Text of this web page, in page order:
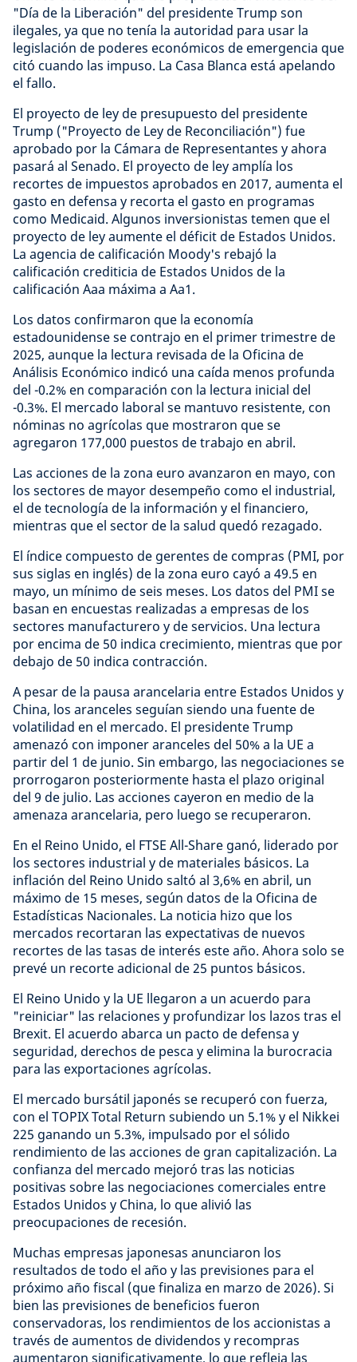
"Día de la Liberación" del presidente Trump son
ilegales, ya que no tenía la autoridad para usar la
legislación de poderes económicos de emergencia que
citó cuando las impuso. La Casa Blanca está apelando
el fallo.
El proyecto de ley de presupuesto del presidente
Trump ("Proyecto de Ley de Reconciliación") fue
aprobado por la Cámara de Representantes y ahora
pasará al Senado. El proyecto de ley amplía los
recortes de impuestos aprobados en 2017, aumenta el
gasto en defensa y recorta el gasto en programas
como Medicaid. Algunos inversionistas temen que el
proyecto de ley aumente el déficit de Estados Unidos.
La agencia de calificación Moody's rebajó la
calificación crediticia de Estados Unidos de la
calificación Aaa máxima a Aa1.
Los datos confirmaron que la economía
estadounidense se contrajo en el primer trimestre de
2025, aunque la lectura revisada de la Oficina de
Análisis Económico indicó una caída menos profunda
del -0.2% en comparación con la lectura inicial del
-0.3%. El mercado laboral se mantuvo resistente, con
nóminas no agrícolas que mostraron que se
agregaron 177,000 puestos de trabajo en abril.
Las acciones de la zona euro avanzaron en mayo, con
los sectores de mayor desempeño como el industrial,
el de tecnología de la información y el financiero,
mientras que el sector de la salud quedó rezagado.
El índice compuesto de gerentes de compras (PMI, por
sus siglas en inglés) de la zona euro cayó a 49.5 en
mayo, un mínimo de seis meses. Los datos del PMI se
basan en encuestas realizadas a empresas de los
sectores manufacturero y de servicios. Una lectura
por encima de 50 indica crecimiento, mientras que por
debajo de 50 indica contracción.
A pesar de la pausa arancelaria entre Estados Unidos y
China, los aranceles seguían siendo una fuente de
volatilidad en el mercado. El presidente Trump
amenazó con imponer aranceles del 50% a la UE a
partir del 1 de junio. Sin embargo, las negociaciones se
prorrogaron posteriormente hasta el plazo original
del 9 de julio. Las acciones cayeron en medio de la
amenaza arancelaria, pero luego se recuperaron.
En el Reino Unido, el FTSE All-Share ganó, liderado por
los sectores industrial y de materiales básicos. La
inflación del Reino Unido saltó al 3,6% en abril, un
máximo de 15 meses, según datos de la Oficina de
Estadísticas Nacionales. La noticia hizo que los
mercados recortaran las expectativas de nuevos
recortes de las tasas de interés este año. Ahora solo se
prevé un recorte adicional de 25 puntos básicos.
El Reino Unido y la UE llegaron a un acuerdo para
"reiniciar" las relaciones y profundizar los lazos tras el
Brexit. El acuerdo abarca un pacto de defensa y
seguridad, derechos de pesca y elimina la burocracia
para las exportaciones agrícolas.
El mercado bursátil japonés se recuperó con fuerza,
con el TOPIX Total Return subiendo un 5.1% y el Nikkei
225 ganando un 5.3%, impulsado por el sólido
rendimiento de las acciones de gran capitalización. La
confianza del mercado mejoró tras las noticias
positivas sobre las negociaciones comerciales entre
Estados Unidos y China, lo que alivió las
preocupaciones de recesión.
Muchas empresas japonesas anunciaron los
resultados de todo el año y las previsiones para el
próximo año fiscal (que finaliza en marzo de 2026). Si
bien las previsiones de beneficios fueron
conservadoras, los rendimientos de los accionistas a
través de aumentos de dividendos y recompras
aumentaron significativamente, lo que refleja las